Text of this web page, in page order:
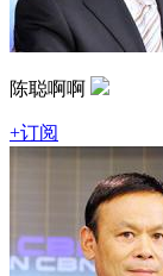
陈聪啊啊
+订阅